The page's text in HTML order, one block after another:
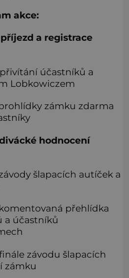
akce:
a registrace
účastníků a
Lobkowiczem
zámku zdarma
hodnocení
šlapacích autíček a
přehlídka
a účastníků
závodu šlapacích
zámku